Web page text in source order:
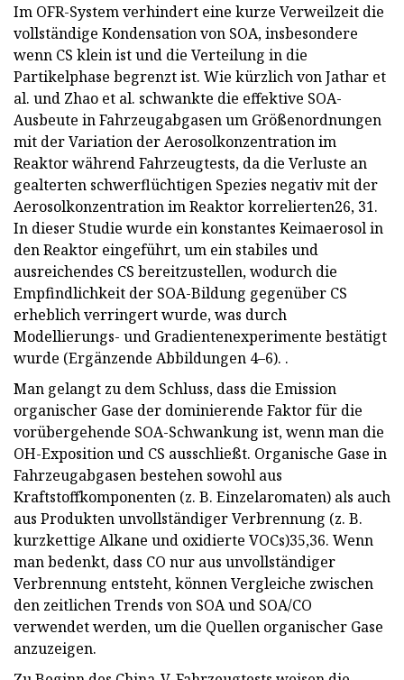
Im OFR-System verhindert eine kurze Verweilzeit die
vollständige Kondensation von SOA, insbesondere
wenn CS klein ist und die Verteilung in die
Partikelphase begrenzt ist. Wie kürzlich von Jathar et
al. und Zhao et al. schwankte die effektive SOA-
Ausbeute in Fahrzeugabgasen um Größenordnungen
mit der Variation der Aerosolkonzentration im
Reaktor während Fahrzeugtests, da die Verluste an
gealterten schwerflüchtigen Spezies negativ mit der
Aerosolkonzentration im Reaktor korrelierten26, 31.
In dieser Studie wurde ein konstantes Keimaerosol in
den Reaktor eingeführt, um ein stabiles und
ausreichendes CS bereitzustellen, wodurch die
Empfindlichkeit der SOA-Bildung gegenüber CS
erheblich verringert wurde, was durch
Modellierungs- und Gradientenexperimente bestätigt
wurde (Ergänzende Abbildungen 4–6). .
Man gelangt zu dem Schluss, dass die Emission
organischer Gase der dominierende Faktor für die
vorübergehende SOA-Schwankung ist, wenn man die
OH-Exposition und CS ausschließt. Organische Gase in
Fahrzeugabgasen bestehen sowohl aus
Kraftstoffkomponenten (z. B. Einzelaromaten) als auch
aus Produkten unvollständiger Verbrennung (z. B.
kurzkettige Alkane und oxidierte VOCs)35,36. Wenn
man bedenkt, dass CO nur aus unvollständiger
Verbrennung entsteht, können Vergleiche zwischen
den zeitlichen Trends von SOA und SOA/CO
verwendet werden, um die Quellen organischer Gase
anzuzeigen.